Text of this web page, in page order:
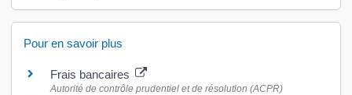
Pour en savoir plus
Frais bancaires
Autorité de contrôle prudentiel et de résolution (ACPR)